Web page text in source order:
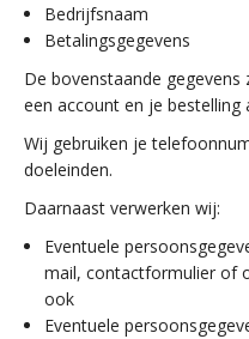
Bedrijfsnaam
Betalingsgegevens
De bovenstaande
een account en je bestelling
Wij gebruiken je
doeleinden.
Daarnaast verwerken wij:
Eventuele
mail, contactformulier of
ook
Eventuele